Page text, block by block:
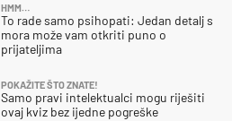
HMM…
To rade samo psihopati: Jedan detalj s
mora može vam otkriti puno o
prijateljima
POKAŽITE ŠTO ZNATE!
Samo pravi intelektualci mogu riješiti
ovaj kviz bez ijedne pogreške